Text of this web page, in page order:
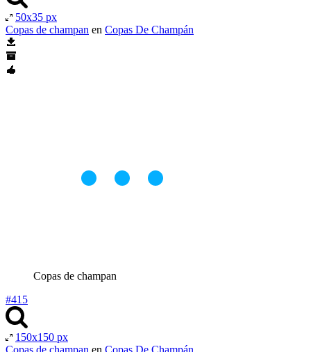
50x35 px
Copas de champan en Copas De Champán
Copas de champan
#415
150x150 px
Copas de champan en Copas De Champán